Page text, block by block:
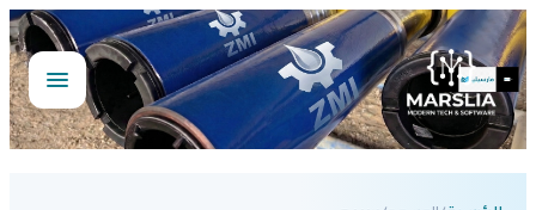
تخطى
إلى
المحتوى فتح